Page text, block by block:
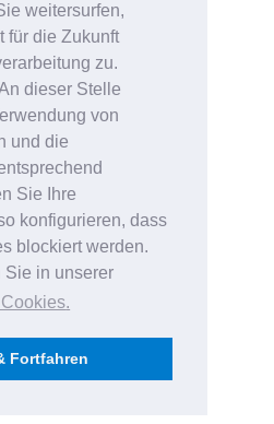
weitersurfen,
für die Zukunft
zu.
dieser Stelle
von
und die
Sie Ihre
konfigurieren, dass
blockiert werden.
Sie in unserer
.
Fortfahren